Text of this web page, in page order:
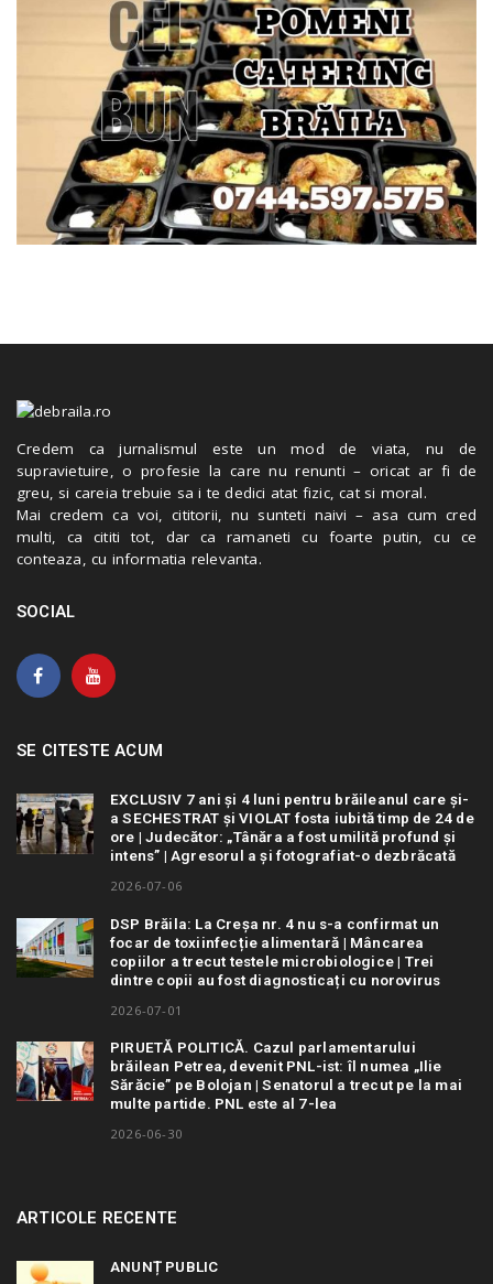
Credem ca jurnalismul este un mod de viata, nu de
supravietuire, o profesie la care nu renunti – oricat ar fi de
greu, si careia trebuie sa i te dedici atat fizic, cat si moral.
Mai credem ca voi, cititorii, nu sunteti naivi – asa cum cred
multi, ca cititi tot, dar ca ramaneti cu foarte putin, cu ce
conteaza, cu informatia relevanta.
SOCIAL
SE CITESTE ACUM
EXCLUSIV 7 ani și 4 luni pentru brăileanul care și-
a SECHESTRAT și VIOLAT fosta iubită timp de 24 de
ore | Judecător: „Tânăra a fost umilită profund și
intens” | Agresorul a și fotografiat-o dezbrăcată
2026-07-06
DSP Brăila: La Creșa nr. 4 nu s-a confirmat un
focar de toxiinfecție alimentară | Mâncarea
copiilor a trecut testele microbiologice | Trei
dintre copii au fost diagnosticați cu norovirus
2026-07-01
PIRUETĂ POLITICĂ. Cazul parlamentarului
brăilean Petrea, devenit PNL-ist: îl numea „Ilie
Sărăcie” pe Bolojan | Senatorul a trecut pe la mai
multe partide. PNL este al 7-lea
2026-06-30
ARTICOLE RECENTE
ANUNȚ PUBLIC